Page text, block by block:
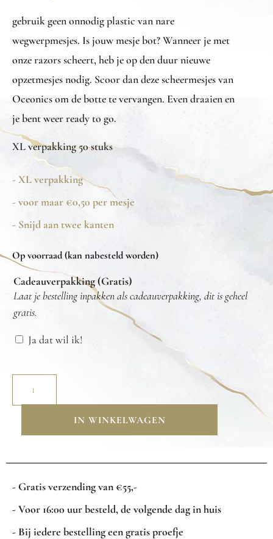
gebruik geen onnodig plastic van nare
wegwerpmesjes. Is jouw mesje bot? Wanneer je met
onze razors scheert, heb je op den duur nieuwe
opzetmesjes nodig. Scoor dan deze scheermesjes van
Oceonics om de botte te vervangen. Even draaien en
je bent weer ready to go.
XL verpakking 50 stuks
- XL verpakking
- voor maar €0,50 per mesje
- Snijd aan twee kanten
Op voorraad (kan nabesteld worden)
Cadeauverpakking (Gratis)
Laat je bestelling inpakken als cadeauverpakking, dit is geheel
gratis.
Ja dat wil ik!
IN WINKELWAGEN
- Gratis verzending van €55,-
- Voor 16:00 uur besteld, de volgende dag in huis
- Bij iedere bestelling een gratis proefje